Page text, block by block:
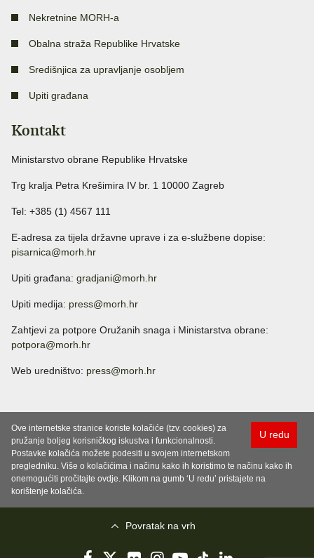
Nekretnine MORH-a
Obalna straža Republike Hrvatske
Središnjica za upravljanje osobljem
Upiti građana
Kontakt
Ministarstvo obrane Republike Hrvatske
Trg kralja Petra Krešimira IV br. 1 10000 Zagreb
Tel: +385 (1) 4567 111
E-adresa za tijela državne uprave i za e-službene dopise:
pisarnica@morh.hr
Upiti građana: gradjani@morh.hr
Upiti medija: press@morh.hr
Zahtjevi za potpore Oružanih snaga i Ministarstva obrane:
potpora@morh.hr
Web uredništvo: press@morh.hr
U redu
Ove internetske stranice koriste kolačiće (tzv. cookies) za
pružanje boljeg korisničkog iskustva i funkcionalnosti.
Postavke kolačića možete podesiti u svojem internetskom
pregledniku. Više o kolačićima i načinu kako ih koristimo te načinu kako ih
onemogućiti pročitajte ovdje. Klikom na gumb ‘U redu’ pristajete na
korištenje kolačića.
Povratak na vrh